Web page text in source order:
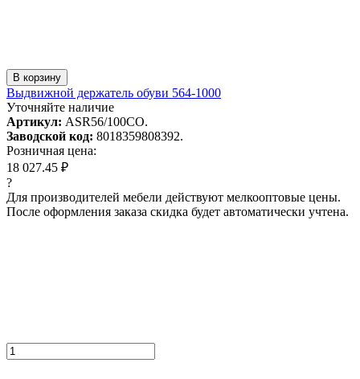
В корзину
Выдвижной держатель обуви 564-1000
Уточняйте наличие
Артикул: ASR56/100CO.
Заводской код: 8018359808392.
Розничная цена:
18 027.45 ₽
?
Для производителей мебели действуют мелкооптовые цены.
После оформления заказа скидка будет автоматически учтена.